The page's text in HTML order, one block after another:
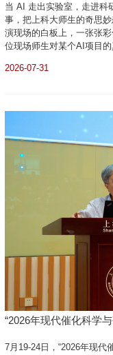
当 AI 走出实验室，走进科
事，把上科大师生的奇思
演现场的白板上，一张张
位现场师生对某个AI项目
人站上了最终展示的舞台
2026-07-31
“2026年现代催化科学
7月19-24日，“2026年现代